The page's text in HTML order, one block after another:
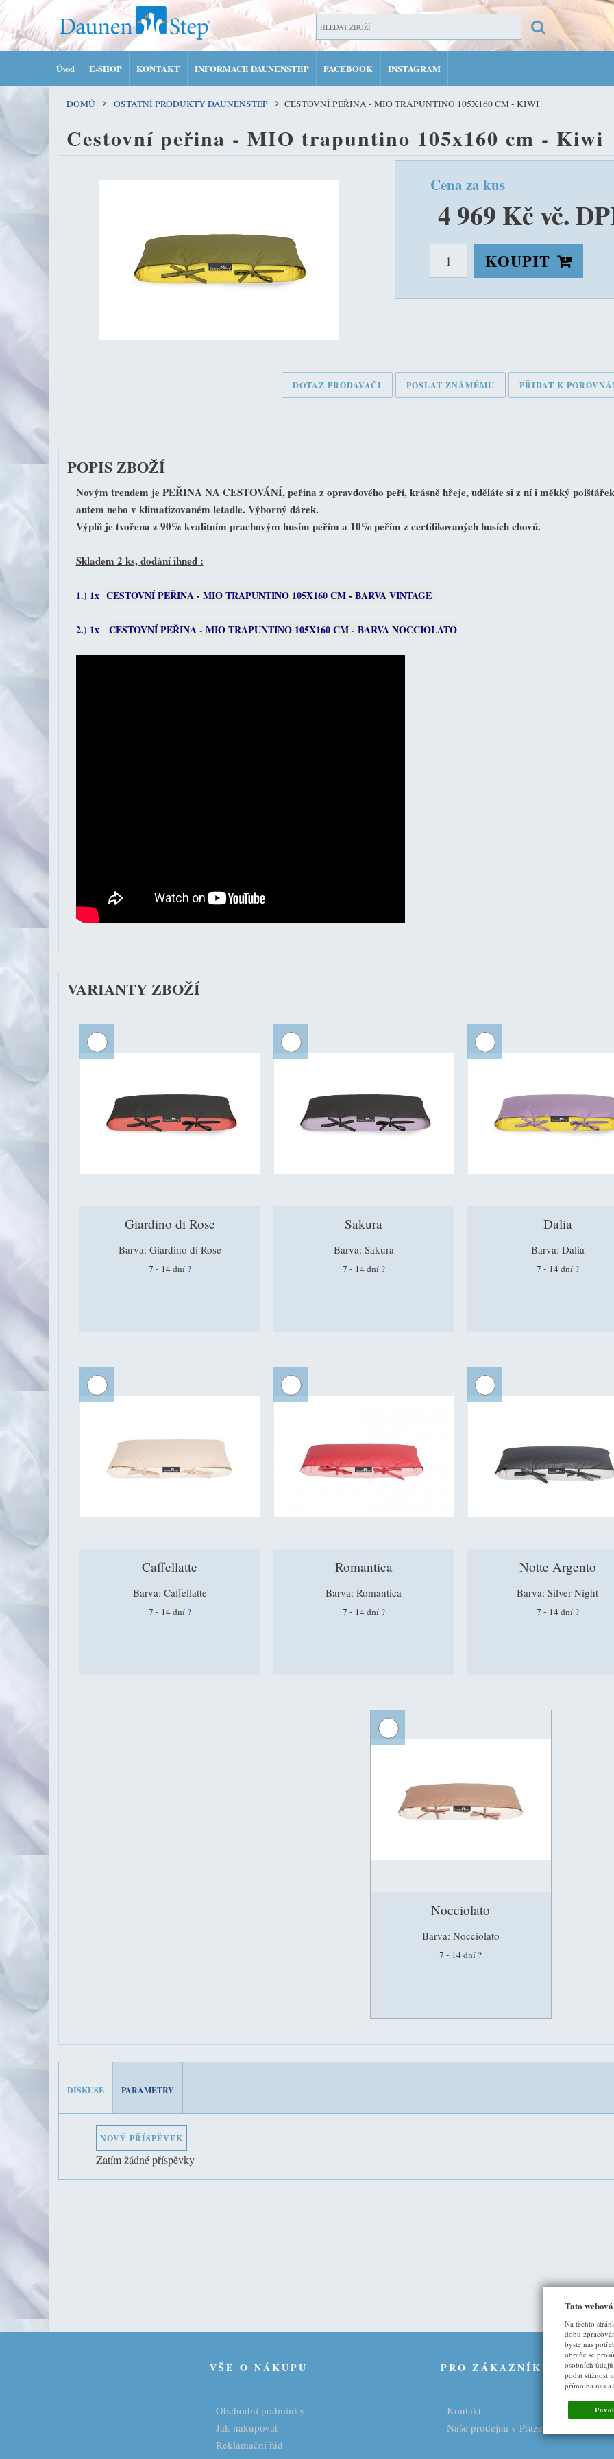
Úvod E-SHOP KONTAKT INFORMACE DAUNENSTEP FACEBOOK INSTAGRAM
DOMŮ OSTATNÍ PRODUKTY DAUNENSTEP CESTOVNÍ PEŘINA - MIO TRAPUNTINO 105X160 CM - KIWI
Cestovní peřina - MIO trapuntino 105x160 cm - Kiwi
Cena za kus
4 969 Kč vč.
KOUPIT
DOTAZ PRODAVAČI POSLAT ZNÁMÉMU PŘIDAT K
POPIS ZBOŽÍ
Novým trendem je PEŘINA NA CESTOVÁNÍ, peřina z opravdového peří, krásně hřeje, uděláte si z ní i měkký
autem nebo v klimatizovaném letadle. Výborný dárek.
Výplň je tvořena z 90% kvalitním prachovým husím peřím a 10% peřím z certifikovaných husích chovů.
Skladem 2 ks, dodání ihned :
1.) 1x CESTOVNÍ PEŘINA - MIO TRAPUNTINO 105X160 CM - BARVA VINTAGE
2.) 1x CESTOVNÍ PEŘINA - MIO TRAPUNTINO 105X160 CM - BARVA NOCCIOLATO
VARIANTY ZBOŽÍ
Giardino di Rose
Barva: Giardino di Rose
7 - 14 dní ?
Sakura
Barva: Sakura
7 - 14 dní ?
Dalia
Barva: Dalia
7 - 14 dní ?
Caffellatte
Barva: Caffellatte
7 - 14 dní ?
Romantica
Barva: Romantica
7 - 14 dní ?
Notte Argento
Barva: Silver Night
7 - 14 dní ?
Nocciolato
Barva: Nocciolato
7 - 14 dní ?
DISKUSE PARAMETRY
NOVÝ PŘÍSPĚVEK
Zatím žádné příspěvky
VŠE O NÁKUPU
Obchodní podmínky
Jak nakupovat
Reklamační řád
PRO ZÁKAZNÍKY
Kontakt
Naše prodejna v Praze
Tato
Na těchto
dobu
byste nás
obraťte se
osobních
podat stížnost
přímo na nás